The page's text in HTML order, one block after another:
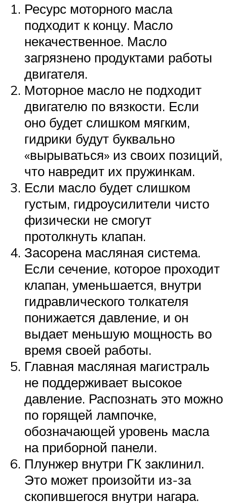
Ресурс моторного масла
подходит к концу. Масло
некачественное. Масло
загрязнено продуктами работы
двигателя.
Моторное масло не подходит
двигателю по вязкости. Если
оно будет слишком мягким,
гидрики будут буквально
«вырываться» из своих позиций,
что навредит их пружинкам.
Если масло будет слишком
густым, гидроусилители чисто
физически не смогут
протолкнуть клапан.
Засорена масляная система.
Если сечение, которое проходит
клапан, уменьшается, внутри
гидравлического толкателя
понижается давление, и он
выдает меньшую мощность во
время своей работы.
Главная масляная магистраль
не поддерживает высокое
давление. Распознать это можно
по горящей лампочке,
обозначающей уровень масла
на приборной панели.
Плунжер внутри ГК заклинил.
Это может произойти из-за
скопившегося внутри нагара.